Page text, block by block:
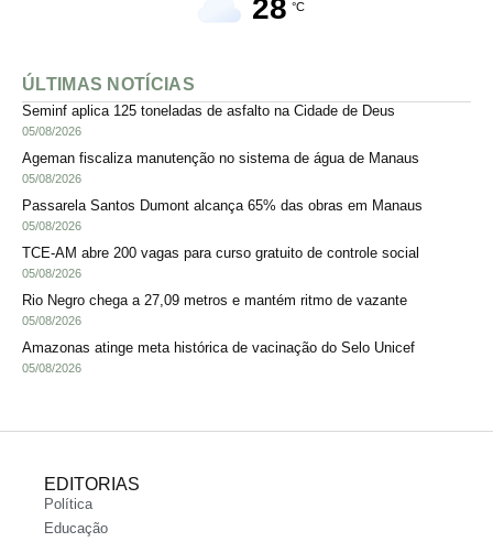
28 °C
ÚLTIMAS NOTÍCIAS
Seminf aplica 125 toneladas de asfalto na Cidade de Deus
05/08/2026
Ageman fiscaliza manutenção no sistema de água de Manaus
05/08/2026
Passarela Santos Dumont alcança 65% das obras em Manaus
05/08/2026
TCE-AM abre 200 vagas para curso gratuito de controle social
05/08/2026
Rio Negro chega a 27,09 metros e mantém ritmo de vazante
05/08/2026
Amazonas atinge meta histórica de vacinação do Selo Unicef
05/08/2026
EDITORIAS
Política
Educação